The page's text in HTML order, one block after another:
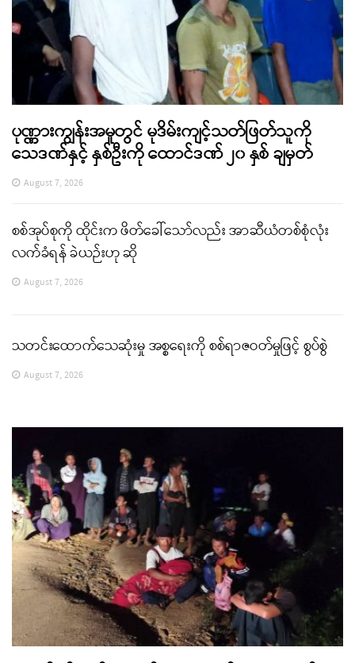
ပုဏ္ဏားကျွန်းအမှုတွင် မုဒိမ်းကျင့်သတ်ဖြတ်သူကို
သေဒဏ်နှင့် နှစ်ဦးကို ထောင်ဒဏ် ၂၀ နှစ် ချမှတ်
August 7, 2026
စစ်အုပ်စုကို ထိုင်းက ဖိတ်ခေါ်သော်လည်း အာဆီယံတစ်စုံလုံး
လက်ခံရန် ခဲယဉ်းဟု ဆို
August 7, 2026
သတင်းထောက်သေဆုံးမှု အစ္စရေးကို စစ်ရာဇဝတ်မှုဖြင့် စွပ်စွဲ
August 7, 2026